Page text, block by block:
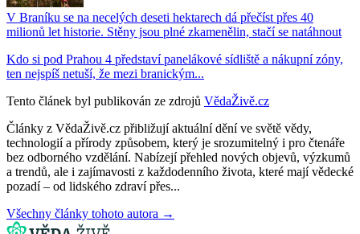
V Braníku se na necelých deseti hektarech dá přečíst přes 40
milionů let historie. Stěny jsou plné zkamenělin, stačí se natáhnout
Kdo si pod Prahou 4 představí panelákové sídliště a nákupní zóny,
ten nejspíš netuší, že mezi branickým...
Tento článek byl publikován ze zdrojů VědaŽivě.cz
Články z VědaŽivě.cz přibližují aktuální dění ve světě vědy,
technologií a přírody způsobem, který je srozumitelný i pro čtenáře
bez odborného vzdělání. Nabízejí přehled nových objevů, výzkumů
a trendů, ale i zajímavosti z každodenního života, které mají vědecké
pozadí – od lidského zdraví přes...
Všechny články tohoto autora →